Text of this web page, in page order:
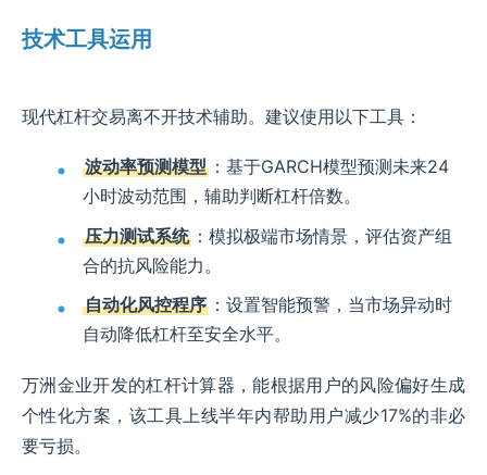
技术工具运用
现代杠杆交易离不开技术辅助。建议使用以下工具：
波动率预测模型 ：基于GARCH模型预测未来24
小时波动范围，辅助判断杠杆倍数。
压力测试系统 ：模拟极端市场情景，评估资产组
合的抗风险能力。
自动化风控程序 ：设置智能预警，当市场异动时
自动降低杠杆至安全水平。
万洲金业开发的杠杆计算器，能根据用户的风险偏好生成
个性化方案，该工具上线半年内帮助用户减少17%的非必
要亏损。